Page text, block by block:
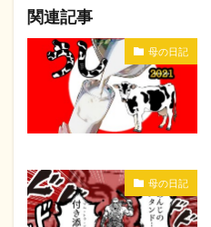
関連記事
母の日記
母の日記